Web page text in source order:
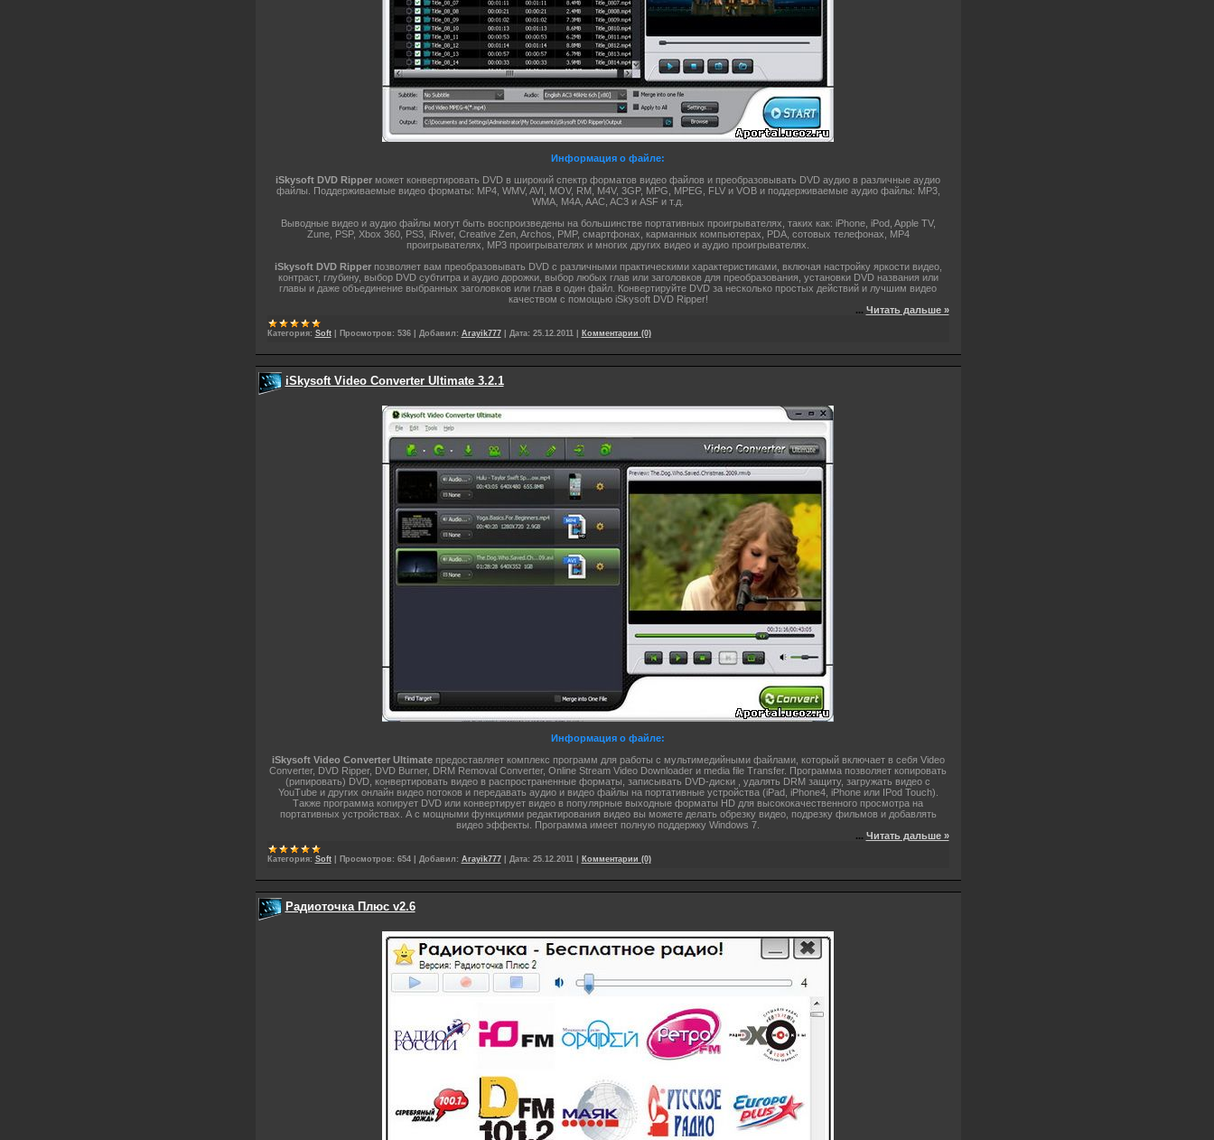
Информация о файле:
iSkysoft DVD Ripper может конвертировать DVD в широкий спектр форматов видео файлов и преобразовывать DVD аудио в различные аудио
файлы. Поддерживаемые видео форматы: MP4, WMV, AVI, MOV, RM, M4V, 3GP, MPG, MPEG, FLV и VOB и поддерживаемые аудио файлы: MP3,
WMA, M4A, AAC, AC3 и ASF и т.д.
Выводные видео и аудио файлы могут быть воспроизведены на большинстве портативных проигрывателях, таких как: iPhone, iPod, Apple TV,
Zune, PSP, Xbox 360, PS3, iRiver, Creative Zen, Archos, PMP, смартфонах, карманных компьютерах, PDA, сотовых телефонах, MP4
проигрывателях, MP3 проигрывателях и многих других видео и аудио проигрывателях.
iSkysoft DVD Ripperпозволяет вам преобразовывать DVD с различными практическими характеристиками, включая настройку яркости видео,
контраст, глубину, выбор DVD субтитра и аудио дорожки, выбор любых глав или заголовков для преобразования, установки DVD названия или
главы и даже объединение выбранных заголовков или глав в один файл. Конвертируйте DVD за несколько простых действий и лучшим видео
качеством с помощью iSkysoft DVD Ripper!
... Читать дальше »
Категория: Soft Просмотров: 536 Добавил: Arayik777 Дата: 25.12.2011 Комментарии (0)
iSkysoft Video Converter Ultimate 3.2.1
Информация о файле:
iSkysoft Video Converter Ultimateпредоставляет комплекс программ для работы с мультимедийными файлами, который включает в себя Video
Converter, DVD Ripper, DVD Burner, DRM Removal Converter, Online Stream Video Downloader и media file Transfer. Программа позволяет копировать
(рипировать) DVD, конвертировать видео в распространенные форматы, записывать DVD-диски , удалять DRM защиту, загружать видео с
YouTube и других онлайн видео потоков и передавать аудио и видео файлы на портативные устройства (iPad, iPhone4, iPhone или IPod Touch).
Также программа копирует DVD или конвертирует видео в популярные выходные форматы HD для высококачественного просмотра на
портативных устройствах. А с мощными функциями редактирования видео вы можете делать обрезку видео, подрезку фильмов и добавлять
видео эффекты. Программа имеет полную поддержку Windows 7.
... Читать дальше »
Категория: Soft Просмотров: 654 Добавил: Arayik777 Дата: 25.12.2011 Комментарии (0)
Радиоточка Плюс v2.6